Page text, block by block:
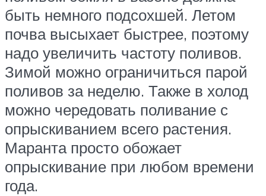
быть немного подсохшей. Летом
почва высыхает быстрее, поэтому
надо увеличить частоту поливов.
Зимой можно ограничиться парой
поливов за неделю. Также в холод
можно чередовать поливание с
опрыскиванием всего растения.
Маранта просто обожает
опрыскивание при любом времени
года.